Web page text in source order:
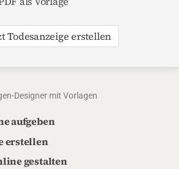
Todesanzeige erstellen
Designer mit Vorlagen
aufgeben
erstellen
gestalten